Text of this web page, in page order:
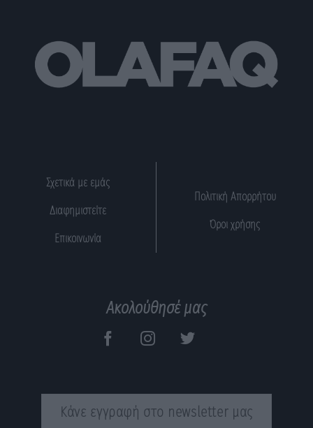
Σχετικά με εμάς
Διαφημιστείτε
Επικοινωνία
Πολιτική Απορρήτου
Όροι χρήσης
Ακολούθησέ μας
Κάνε εγγραφή στο newsletter μας